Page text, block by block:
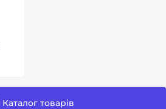
Каталог товарів